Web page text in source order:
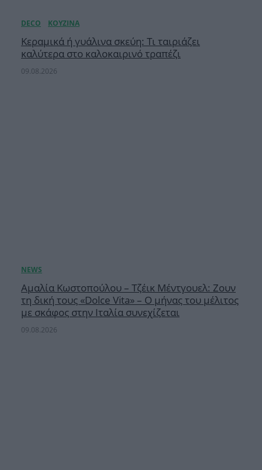
Κεραμικά ή γυάλινα σκεύη: Τι ταιριάζει
καλύτερα στο καλοκαιρινό τραπέζι
09.08.2026
Αμαλία Κωστοπούλου – Τζέικ Μέντγουελ: Ζουν
τη δική τους «Dolce Vita» – Ο μήνας του μέλιτος
με σκάφος στην Ιταλία συνεχίζεται
09.08.2026